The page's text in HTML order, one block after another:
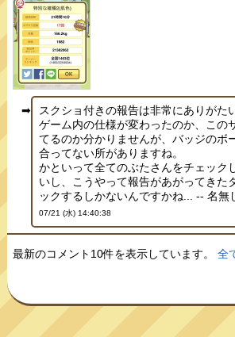
スクショ付きの報告は非常にありがた
ゲーム内の仕様が変わったのか、この
てるのか分かりませんが、バッジのボ
合ってない所がありますね。
かといって全てのぶたさんをチェック
いし、こうやって報告があがってきた
ックするしかないんですかね... -- 名無
07/21 (水) 14:40:38
最新のコメント10件を表示しています。全